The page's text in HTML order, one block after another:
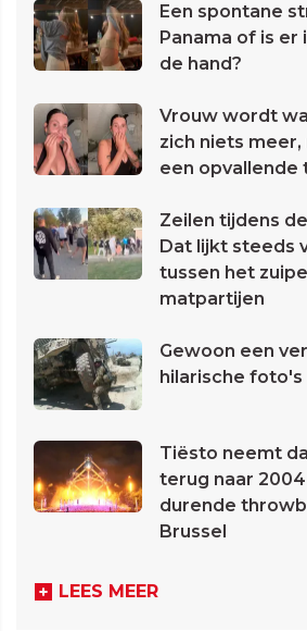
Een spontane
Panama of is er
de hand?
Vrouw wordt
zich niets
een opvallende
Zeilen tijdens
Dat lijkt steeds
tussen het
matpartijen
Gewoon een
hilarische foto's
Tiësto neemt
terug naar
durende
Brussel
LEES MEER